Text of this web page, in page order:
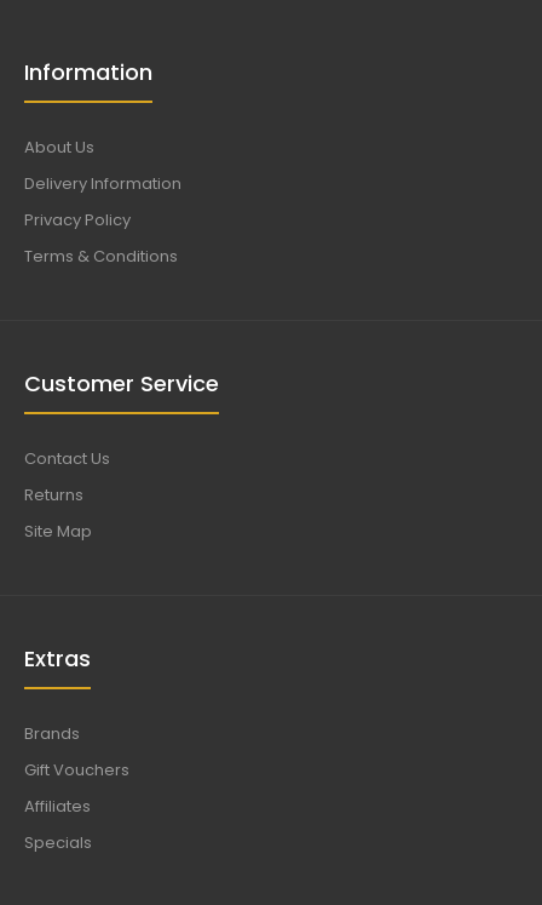
Information
About Us
Delivery Information
Privacy Policy
Terms & Conditions
Customer Service
Contact Us
Returns
Site Map
Extras
Brands
Gift Vouchers
Affiliates
Specials